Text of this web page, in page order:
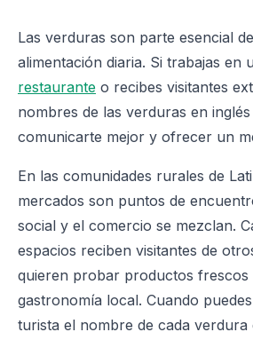
Las verduras son parte esencial
alimentación diaria. Si trabajas en
restaurante o recibes visitantes
nombres de las verduras en
comunicarte mejor y ofrecer un
En las comunidades rurales de
mercados son puntos de
social y el comercio se mezclan.
espacios reciben visitantes de
quieren probar productos
gastronomía local. Cuando
turista el nombre de cada verdura